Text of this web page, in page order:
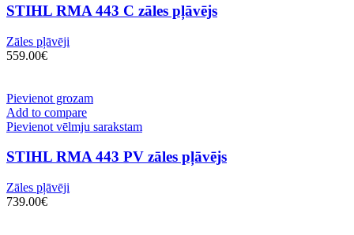
STIHL RMA 443 C zāles pļāvējs
Zāles pļāvēji
559.00€
Pievienot grozam
Add to compare
Pievienot vēlmju sarakstam
STIHL RMA 443 PV zāles pļāvējs
Zāles pļāvēji
739.00€